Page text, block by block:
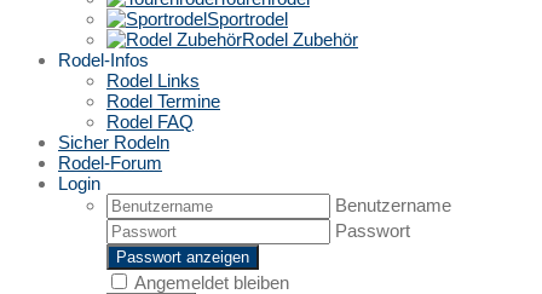
Sportrodel
Rodel Zubehör
Rodel-Infos
Rodel Links
Rodel Termine
Rodel FAQ
Sicher Rodeln
Rodel-Forum
Login
Benutzername
Passwort
Passwort anzeigen
Angemeldet bleiben